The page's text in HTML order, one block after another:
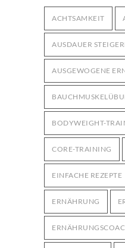
Training ohne Geräte
12. OKTOBER 2024
ACHTSAMKEIT
AUSDAUER
AUSGEWOGENE
BODYWEIGHT-
CORE-TRAINING
EINFACHE REZEPTE
ERNÄHRUNG